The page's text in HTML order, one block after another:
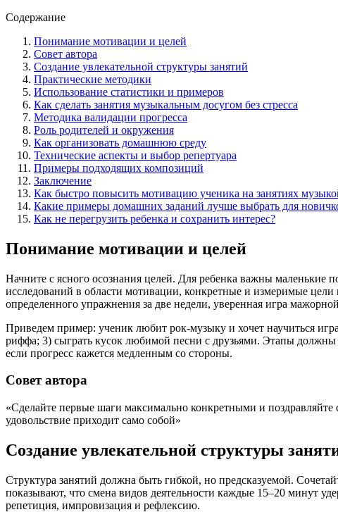
Содержание
Понимание мотивации и целей
Совет автора
Создание увлекательной структуры занятий
Практические методики
Использование статистики и примеров
Как сделать занятия музыкальным досугом без стресса
Методика валидации прогресса
Роль родителей и окружения
Как организовать домашнюю среду
Технические аспекты и выбор репертуара
Примеры подходящих композиций
Заключение
Как быстро повысить мотивацию ученика на занятиях
Какие примеры домашних заданий лучше выбрать для
Как не перегрузить ребенка и сохранить интерес?
Понимание мотивации и целей
Начните с ясного осознания целей. Для ребенка важны
исследований в области мотивации, конкретные и измеримые
определенного упражнения за две недели, уверенная игра
Приведем пример: ученик любит рок-музыку и хочет научиться
риффа; 3) сыграть кусок любимой песни с друзьями. Этапы
если прогресс кажется медленным со стороны.
Совет автора
«Сделайте первые шаги максимально конкретными и
удовольствие приходит само собой»
Создание увлекательной структуры
Структура занятий должна быть гибкой, но предсказуемой.
показывают, что смена видов деятельности каждые 15–20 минут
репетиция, импровизация и рефлексию.